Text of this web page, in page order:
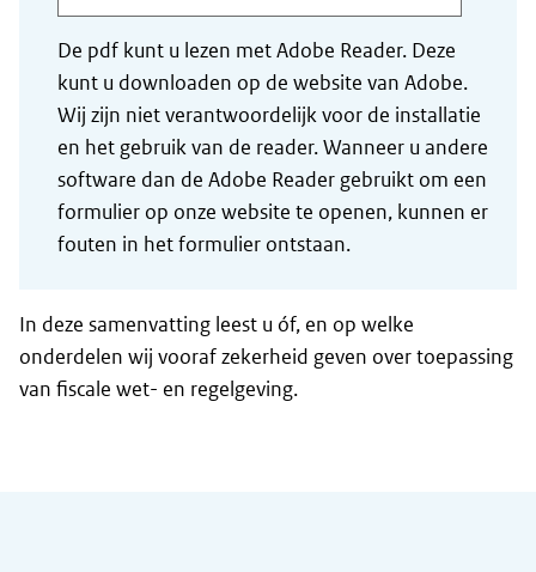
De pdf kunt u lezen met Adobe Reader. Deze
kunt u downloaden op de website van Adobe.
Wij zijn niet verantwoordelijk voor de installatie
en het gebruik van de reader. Wanneer u andere
software dan de Adobe Reader gebruikt om een
formulier op onze website te openen, kunnen er
fouten in het formulier ontstaan.
In deze samenvatting leest u óf, en op welke
onderdelen wij vooraf zekerheid geven over toepassing
van fiscale wet- en regelgeving.